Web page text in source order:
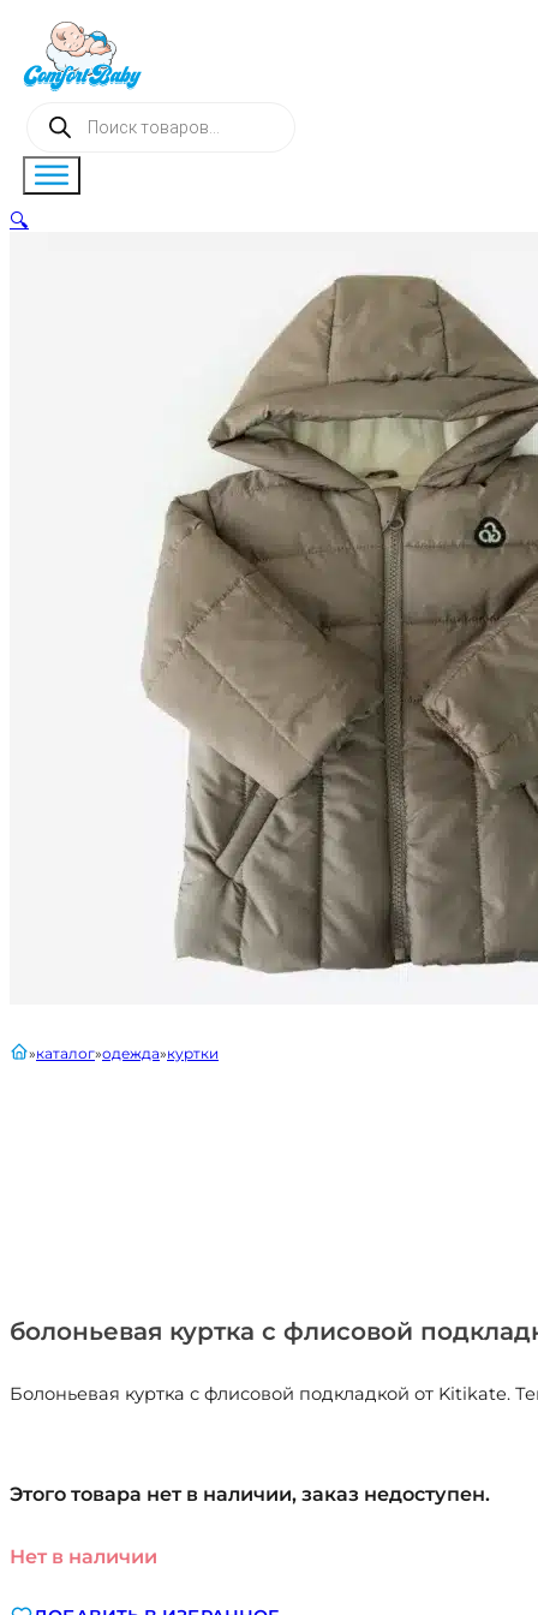
Поиск
товаров
болоньевая куртка с флисовой
Болоньевая куртка с флисовой подкладкой от Kitikate.
главнаякаталог одежда куртки
Этого товара нет в наличии, заказ недоступен.
Нет в наличии
🔍